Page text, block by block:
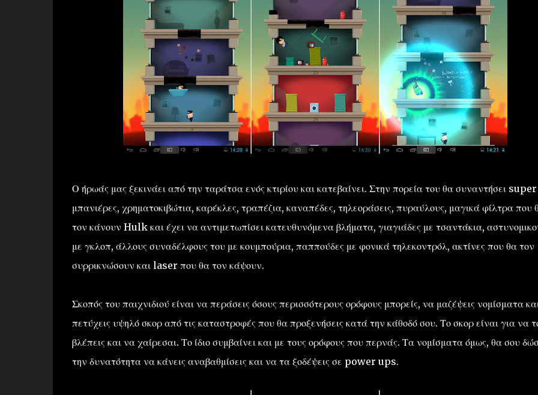
Ο ήρωάς μας ξεκινάει από την ταράτσα ενός κτιρίου και κατεβαίνει. Στην πορεία του θα συναντήσει super
μπανιέρες, χρηματοκιβώτια, καρέκλες, τραπέζια, καναπέδες, τηλεοράσεις, πυραύλους, μαγικά φίλτρα που
τον κάνουν Hulk και έχει να αντιμετωπίσει κατευθυνόμενα βλήματα, γιαγιάδες με τσαντάκια,
με γκλοπ, άλλους συναδέλφους του με κουμπούρια, παππούδες με φονικά τηλεκοντρόλ, ακτίνες που θα τον
συρρικνώσουν και laser που θα τον κάψουν.
Σκοπός του παιχνιδιού είναι να περάσεις όσους περισσότερους ορόφους μπορείς, να μαζέψεις νομίσματα
πετύχεις υψηλό σκορ από τις καταστροφές που θα προξενήσεις κατά την κάθοδό σου. Το σκορ είναι για να
βλέπεις και να χαίρεσαι. Το ίδιο συμβαίνει και με τους ορόφους που περνάς. Τα νομίσματα όμως, θα σου
την δυνατότητα να κάνεις αναβαθμίσεις και να τα ξοδέψεις σε power ups.